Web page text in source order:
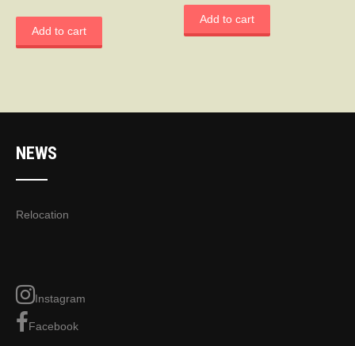
Add to cart
Add to cart
NEWS
Relocation
Instagram
Facebook